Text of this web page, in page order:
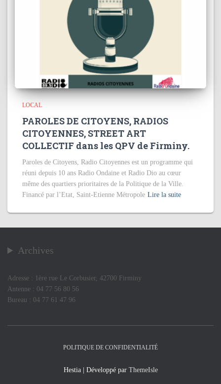
LOCAL
PAROLES DE CITOYENS, RADIOS
CITOYENNES, STREET ART
COLLECTIF dans les QPV de Firminy.
Paroles de Citoyens, Radio Citoyennes est un programme qui
réuni depuis 10 ans Radio Ondaine et Radio Dio au cœur
même des quartiers prioritaires de la Politique de la Ville.
Financé par l’Etat, Saint-Etienne Métropole Lire la suite
Archives
Adresse : 1ère rue Le Corbusier, 42700 Firminy
Antenne : 04 77 56 80 56
Bureau : 04 77 61 47 96
POLITIQUE DE CONFIDENTIALITÉ
Hestia | Développé par ThemeIsle